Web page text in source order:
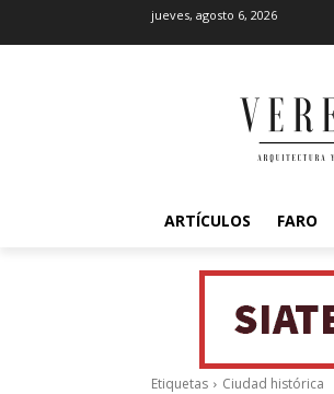
jueves, agosto 6, 2026
ARTÍCULOS FARO
Etiquetas Ciudad histórica